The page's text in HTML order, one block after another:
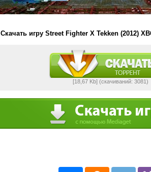
Скачать игру Street Fighter X Tekken (2012)
[18,67 Kb] (cкачиваний: 3081)